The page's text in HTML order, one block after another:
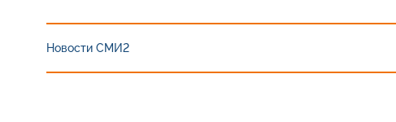
Новости СМИ2